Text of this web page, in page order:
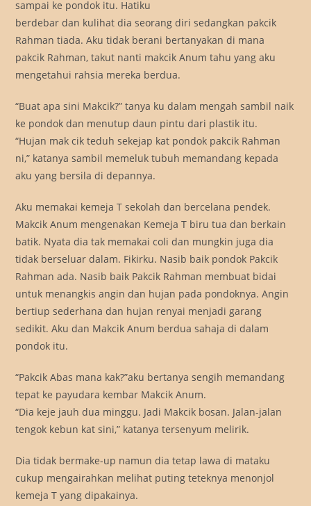
sampai ke pondok itu. Hatiku
berdebar dan kulihat dia seorang diri sedangkan pakcik
Rahman tiada. Aku tidak berani bertanyakan di mana
pakcik Rahman, takut nanti makcik Anum tahu yang aku
mengetahui rahsia mereka berdua.
“Buat apa sini Makcik?” tanya ku dalam mengah sambil naik
ke pondok dan menutup daun pintu dari plastik itu.
“Hujan mak cik teduh sekejap kat pondok pakcik Rahman
ni,” katanya sambil memeluk tubuh memandang kepada
aku yang bersila di depannya.
Aku memakai kemeja T sekolah dan bercelana pendek.
Makcik Anum mengenakan Kemeja T biru tua dan berkain
batik. Nyata dia tak memakai coli dan mungkin juga dia
tidak berseluar dalam. Fikirku. Nasib baik pondok Pakcik
Rahman ada. Nasib baik Pakcik Rahman membuat bidai
untuk menangkis angin dan hujan pada pondoknya. Angin
bertiup sederhana dan hujan renyai menjadi garang
sedikit. Aku dan Makcik Anum berdua sahaja di dalam
pondok itu.
“Pakcik Abas mana kak?”aku bertanya sengih memandang
tepat ke payudara kembar Makcik Anum.
“Dia keje jauh dua minggu. Jadi Makcik bosan. Jalan-jalan
tengok kebun kat sini,” katanya tersenyum melirik.
Dia tidak bermake-up namun dia tetap lawa di mataku
cukup mengairahkan melihat puting teteknya menonjol
kemeja T yang dipakainya.